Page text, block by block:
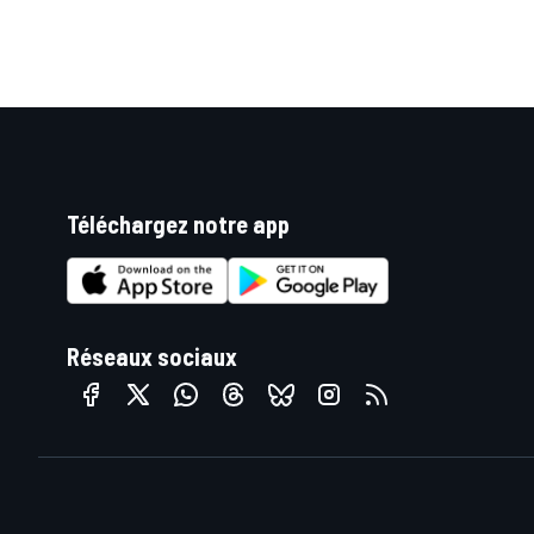
Téléchargez notre app
Réseaux sociaux